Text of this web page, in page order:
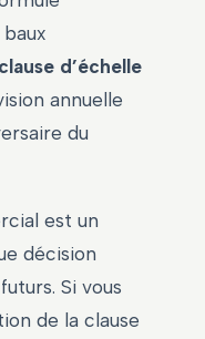
clause d’échelle
annuelle
du
est un
décision
Si vous
de la clause